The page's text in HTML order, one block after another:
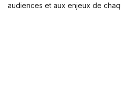
audiences et aux enjeux de